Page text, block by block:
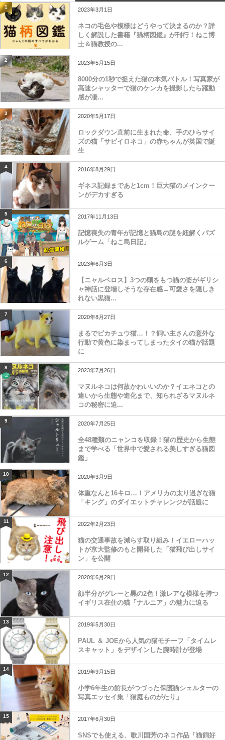
1 2023年3月1日
ネコの毛色や模様はどうやって決まるのか？詳
しく解説した書籍『猫柄図鑑』が刊行！ねこ博
士＆猫教授の...
2 2023年5月15日
8000分の1秒で捉えた猫の本気バトル！写真家が
高速シャッターで猫のケンカを撮影したら躍動
感が凄...
3 2020年5月17日
ロックダウン直前に生まれた命、手のひらサイ
ズの猫「サビイロネコ」の赤ちゃんが英国で誕
生
4 2016年8月29日
ギネス記録まであと1cm！巨大猫のメインクー
ンがデカすぎる
5 2017年11月13日
記憶喪失の青年が記憶と猫島の謎を紐解くパズ
ルゲーム「ねこ島日記」
6 2023年6月3日
【ニャルベロス】3つの頭をもつ猫の姿がギリシ
ャ神話に登場しそうな存在感→可愛さを隠しき
れない黒猫...
7 2020年8月27日
まるでピカチュウ猫…！？飼い主さんの意外な
行動で黄色に染まってしまったタイの猫が話題
に
8 2023年7月26日
マヌルネコは何故かわいいのか？イエネコとの
違いから生態や進化まで、知られざるマヌルネ
コの秘密に迫...
9 2020年7月25日
全48種類のニャンコを収録！猫の歴史から生態
まで学べる「世界中で愛される美しすぎる猫図
鑑」
10 2020年3月9日
体重なんと16キロ…！アメリカの太り過ぎな猫
「キング」のダイエットチャレンジが話題に
11 2022年2月23日
猫の交通事故を減らす取り組み！イエローハッ
トが京大監修のもと開発した「猫飛び出しサイ
ン」を公開
12 2020年6月29日
顔半分がグレーと黒の2色！激レアな模様を持つ
イギリス在住の猫「ナルニア」の魅力に迫る
13 2019年5月30日
PAUL ＆ JOEから人気の猫モチーフ「タイムレ
スキャット」をデザインした腕時計が登場
14 2019年9月15日
小学6年生の館長がつづった保護猫シェルターの
写真エッセイ集「猫庭ものがたり」
15 2017年6月30日
SNSでも使える、歌川国芳のネコ作品「猫飼好